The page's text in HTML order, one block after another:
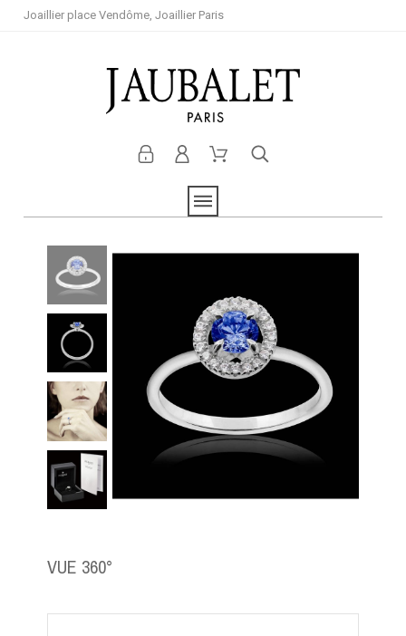
Joaillier place Vendôme, Joaillier Paris
VUE 360°